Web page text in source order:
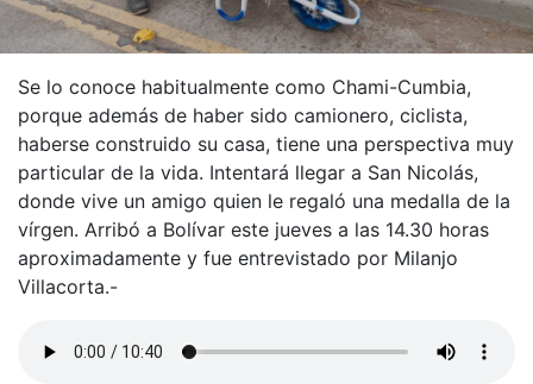
Se lo conoce habitualmente como Chami-Cumbia,
porque además de haber sido camionero, ciclista,
haberse construido su casa, tiene una perspectiva muy
particular de la vida. Intentará llegar a San Nicolás,
donde vive un amigo quien le regaló una medalla de la
vírgen. Arribó a Bolívar este jueves a las 14.30 horas
aproximadamente y fue entrevistado por Milanjo
Villacorta.-